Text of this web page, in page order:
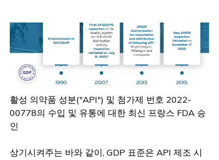
활성 의약품 성분("API") 및 첨가제 번호 2022-
00778의 수입 및 유통에 대한 최신 프랑스 FDA 승
인
상기시켜주는 바와 같이, GDP 표준은 API 제조 시